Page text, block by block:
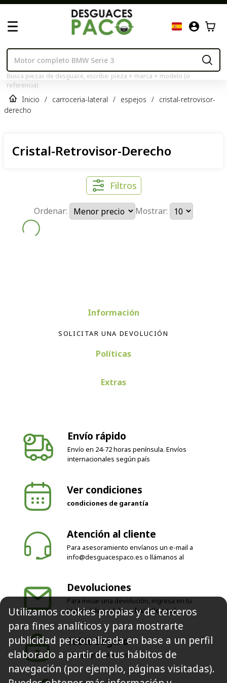
Busca piezas de desguace, escribe: pieza + marca + modelo (o
referencia)
Inicio / carroceria-lateral / espejos / cristal-retrovisor-
derecho
Cristal-Retrovisor-Derecho
Filtros
Ordenar: Mostrar:
Información
SOLICITAR UNA DEVOLUCIÓN
Políticas
Extras
Envío rápido
Envío en 24-72 horas península. Envíos
internacionales según país
Ver condiciones
condiciones de garantía
Atención al cliente
Para asesoramiento envíanos un e-mail a
info@desguacespaco.es o llámanos al
Devoluciones
Para iniciar una devolución, ingresa en tu
historial de pedidos o haz clic aquí
100% Seguro
Solo pagos seguros
Utilizamos cookies propias y de terceros
para fines analíticos y para mostrarte
publicidad personalizada en base a un perfil
elaborado a partir de tus hábitos de
navegación (por ejemplo, páginas visitadas).